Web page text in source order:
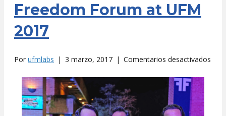
Freedom Forum at UFM
2017
Por ufmlabs | 3 marzo, 2017 | Comentarios desactivados